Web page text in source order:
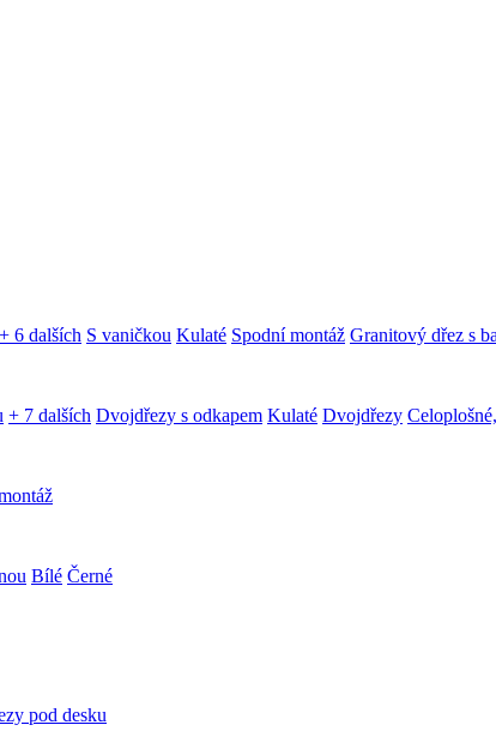
+ 6 dalších S vaničkou Kulaté Spodní montáž Granitový dřez s
+ 7 dalších Dvojdřezy s odkapem Kulaté Dvojdřezy
Bílé Černé
pod desku